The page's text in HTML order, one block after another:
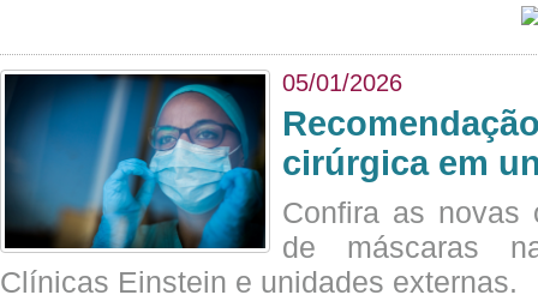
05/01/2026
cirúrgica em
Confira as novas
de máscaras
Clínicas Einstein e unidades externas.